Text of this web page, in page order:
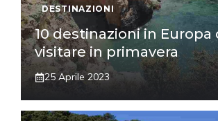
DESTINAZIONI
10 destinazioni in Europa
visitare in primavera
25 Aprile 2023